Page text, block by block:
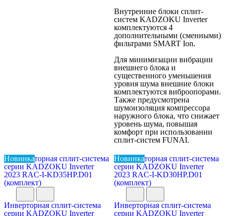
Внутренние блоки сплит-
систем KADZOKU Inverter
комплектуются 4
дополнительными (сменными)
фильтрами SMART Ion.
Для минимизации вибрации
внешнего блока и
существенного уменьшения
уровня шума внешние блоки
комплектуются виброопорами.
Также предусмотрена
шумоизоляция компрессора
наружного блока, что снижает
уровень шума, повышая
комфорт при использовании
сплит-систем FUNAI.
Новинка
Инверторная сплит-система
серии KADZOKU Inverter
Новинка
Инверторная сплит-система
серии KADZOKU Inverter